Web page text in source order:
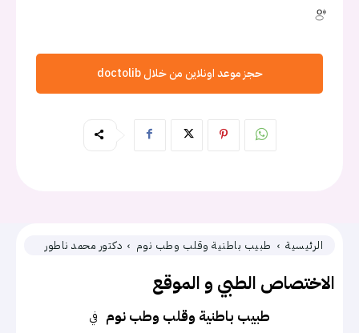
الرئيسية طبيب باطنية وقلب وطب نوم دكتور محمد ناطور
الاختصاص الطبي و الموقع
في طبيب باطنية وقلب وطب نوم
حجز موعد اونلاين من خلال doctolib